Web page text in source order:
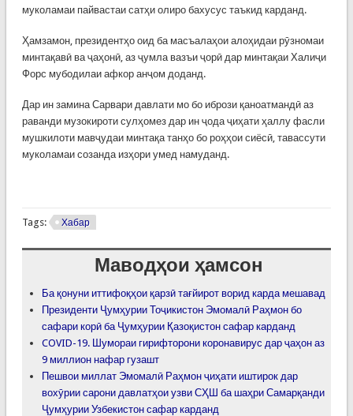
муколамаи пайвастаи сатҳи олиро бахусус таъкид карданд.
Ҳамзамон, президентҳо оид ба масъалаҳои алоҳидаи рӯзномаи
минтақавӣ ва ҷаҳонӣ, аз ҷумла вазъи ҷорӣ дар минтақаи Халиҷи
Форс мубодилаи афкор анҷом доданд.
Дар ин замина Сарвари давлати мо бо ибрози қаноатмандӣ аз
раванди музокироти сулҳомез дар ин ҷода ҷиҳати ҳаллу фасли
мушкилоти мавҷудаи минтақа танҳо бо роҳҳои сиёсӣ, тавассути
муколамаи созанда изҳори умед намуданд.
Tags: Хабар
Маводҳои ҳамсон
Ба қонуни иттифоқҳои қарзӣ тағйирот ворид карда мешавад
Президенти Ҷумҳурии Тоҷикистон Эмомалӣ Раҳмон бо
сафари корӣ ба Ҷумҳурии Қазоқистон сафар карданд
COVID-19. Шумораи гирифторони коронавирус дар ҷаҳон аз
9 миллион нафар гузашт
Пешвои миллат Эмомалӣ Раҳмон ҷиҳати иштирок дар
вохӯрии сарони давлатҳои узви СҲШ ба шаҳри Самарқанди
Ҷумҳурии Узбекистон сафар карданд